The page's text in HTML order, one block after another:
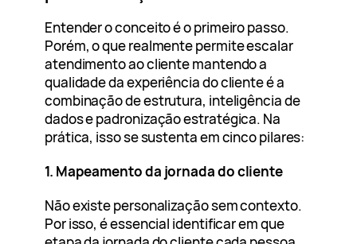
Entender o conceito é o primeiro passo.
Porém, o que realmente permite escalar
atendimento ao cliente mantendo a
qualidade da experiência do cliente é a
combinação de estrutura, inteligência de
dados e padronização estratégica. Na
prática, isso se sustenta em cinco pilares:
1. Mapeamento da jornada do cliente
Não existe personalização sem contexto.
Por isso, é essencial identificar em que